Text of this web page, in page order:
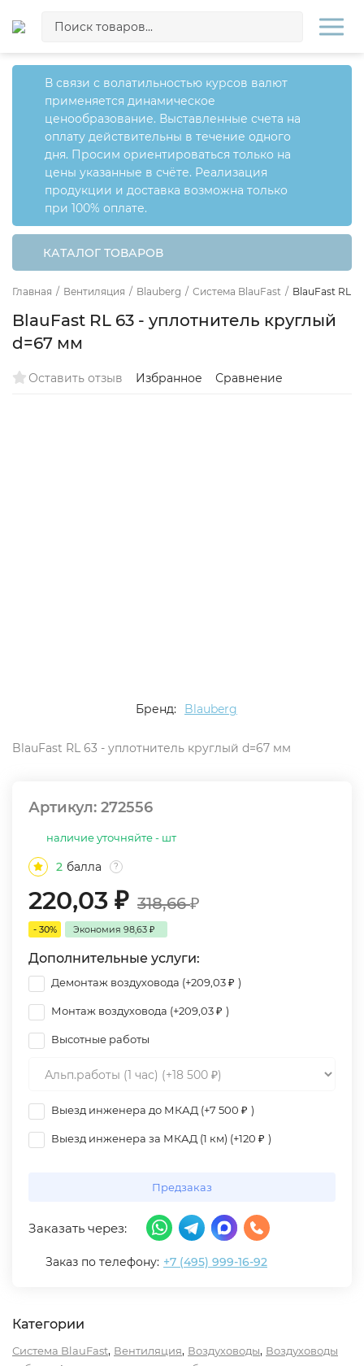
В связи с волатильностью курсов валют
применяется динамическое
ценообразование. Выставленные счета на
оплату действительны в течение одного
дня. Просим ориентироваться только на
цены указанные в счёте. Реализация
продукции и доставка возможна только
при 100% оплате.
КАТАЛОГ ТОВАРОВ
Главная / Вентиляция / Blauberg / Система BlauFast / BlauFast RL
BlauFast RL 63 - уплотнитель круглый
d=67 мм
Оставить отзыв Избранное Сравнение
Бренд: Blauberg
BlauFast RL 63 - уплотнитель круглый d=67 мм
Артикул: 272556
наличие уточняйте - шт
2 балла ?
220,03 ₽ 318,66₽
- 30% Экономия 98,63 ₽
Дополнительные услуги:
Демонтаж воздуховода (+209,03₽ )
Монтаж воздуховода (+209,03₽ )
Высотные работы
Выезд инженера до МКАД (+7 500 ₽ )
Выезд инженера за МКАД (1 км) (+120 ₽ )
Предзаказ
Заказать через:
Заказ по телефону: +7 (495) 999-16-92
Категории
Система BlauFast, Вентиляция, Воздуховоды, Воздуховоды